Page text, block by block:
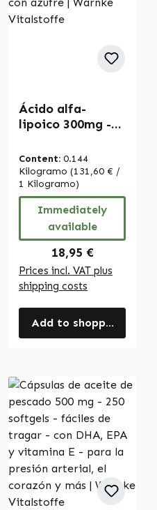
Ácido alfa-
lipoico 300mg -
blandas - ácido
graso con azufre
| Warnke
Vitalstoffe
Content: 0.144
Kilogramo (131,60 € /
1 Kilogramo)
Immediately
available
Regular price:
18,95 €
Prices incl. VAT plus
shipping costs
Add to shopping cart